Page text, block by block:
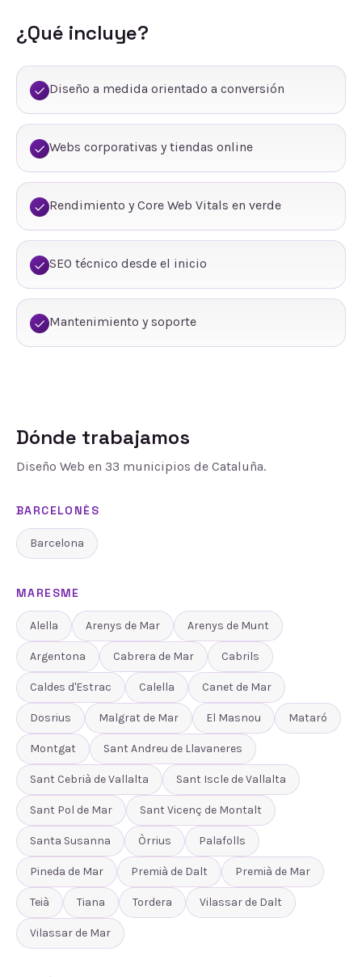
¿Qué incluye?
Diseño a medida orientado a conversión
Webs corporativas y tiendas online
Rendimiento y Core Web Vitals en verde
SEO técnico desde el inicio
Mantenimiento y soporte
Dónde trabajamos
Diseño Web en 33 municipios de Cataluña.
BARCELONÈS
Barcelona
MARESME
Alella Arenys de Mar Arenys de Munt
Argentona Cabrera de Mar Cabrils
Caldes d'Estrac Calella Canet de Mar
Dosrius Malgrat de Mar El Masnou Mataró
Montgat Sant Andreu de Llavaneres
Sant Cebrià de Vallalta Sant Iscle de Vallalta
Sant Pol de Mar Sant Vicenç de Montalt
Santa Susanna Òrrius Palafolls
Pineda de Mar Premià de Dalt Premià de Mar
Teià Tiana Tordera Vilassar de Dalt
Vilassar de Mar